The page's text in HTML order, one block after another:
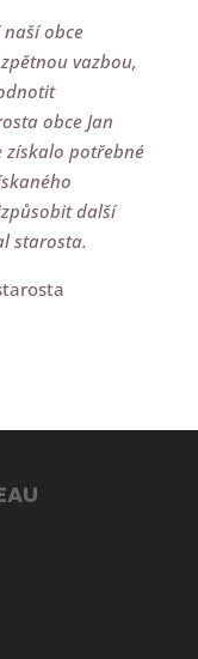
obce
vazbou,
obce Jan
získalo potřebné
další
starosta.